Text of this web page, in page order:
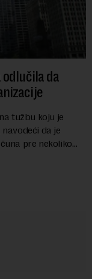
da
tužbu koju je
da je
pre nekoliko